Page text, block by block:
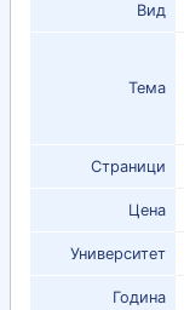
Вид
Тема
Страници
Цена
Университет
Година